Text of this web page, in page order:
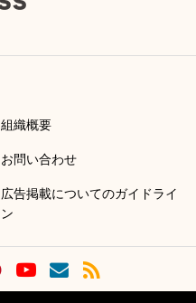
組織概要
お問い合わせ
広告掲載についてのガイドライ
ン